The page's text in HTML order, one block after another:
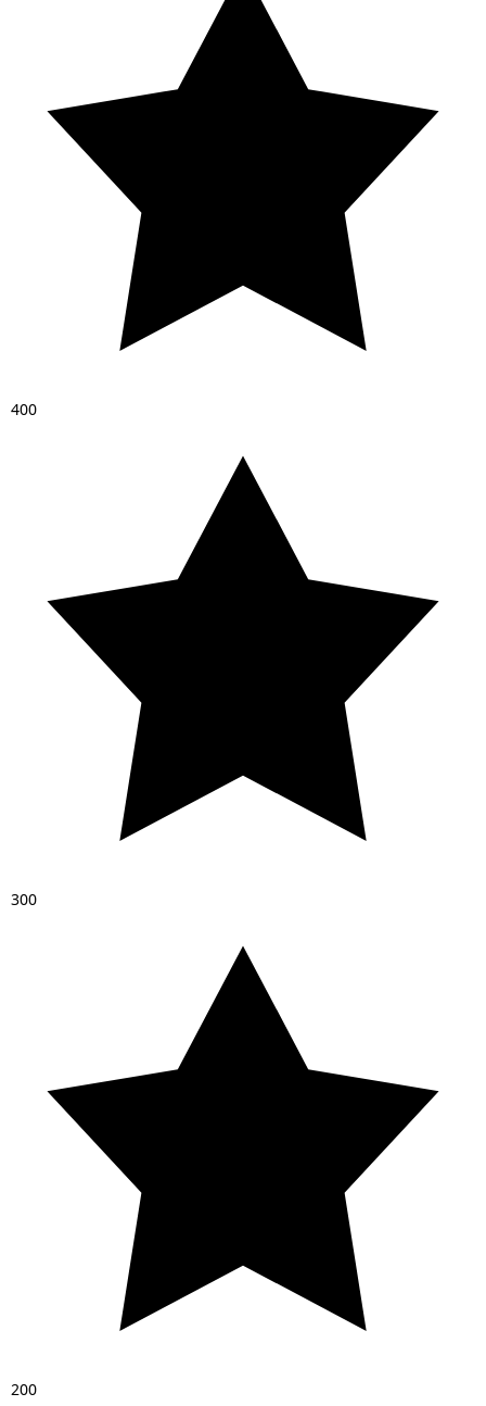
400
300
200